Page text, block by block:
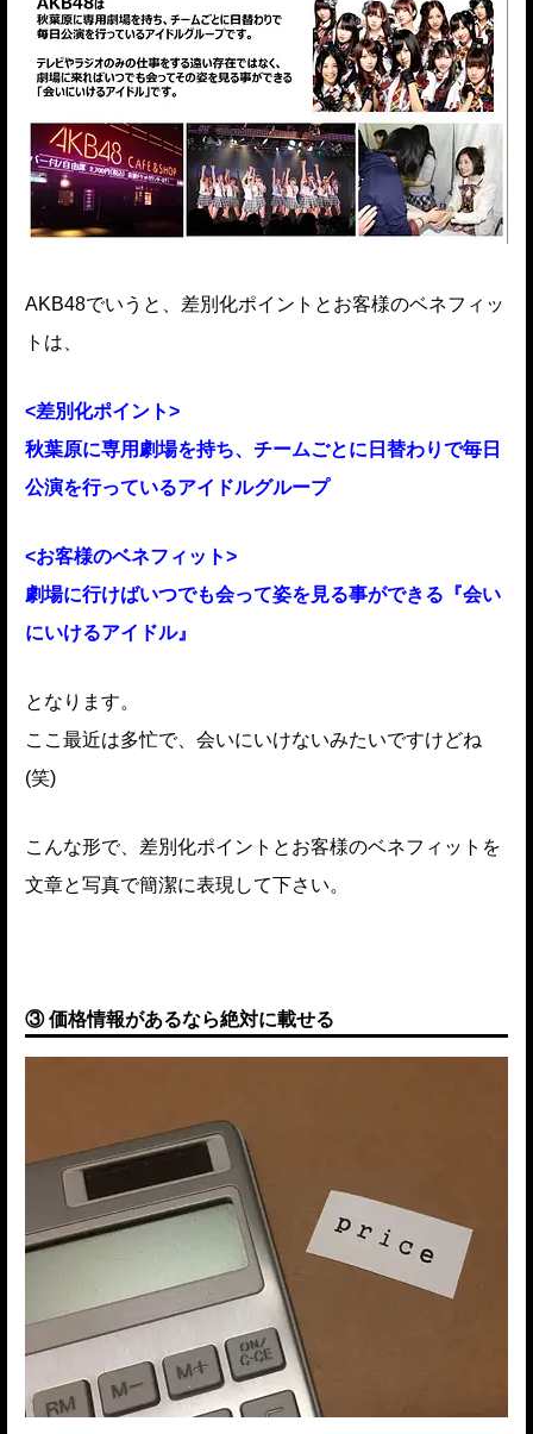
AKB48でいうと、差別化ポイントとお客様のベネフィッ
トは、
<差別化ポイント>
秋葉原に専用劇場を持ち、チームごとに日替わりで毎日
公演を行っているアイドルグループ
<お客様のベネフィット>
劇場に行けばいつでも会って姿を見る事ができる『会い
にいけるアイドル』
となります。
ここ最近は多忙で、会いにいけないみたいですけどね
(笑)
こんな形で、差別化ポイントとお客様のベネフィットを
文章と写真で簡潔に表現して下さい。
③ 価格情報があるなら絶対に載せる